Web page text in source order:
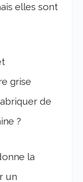
elles sont
grise
de
?
la
un